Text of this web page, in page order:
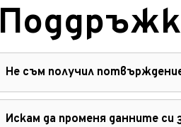
Не съм получил
Искам да променя данните си